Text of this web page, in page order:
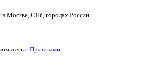
Москве, СПб, городах России.
с Правилами